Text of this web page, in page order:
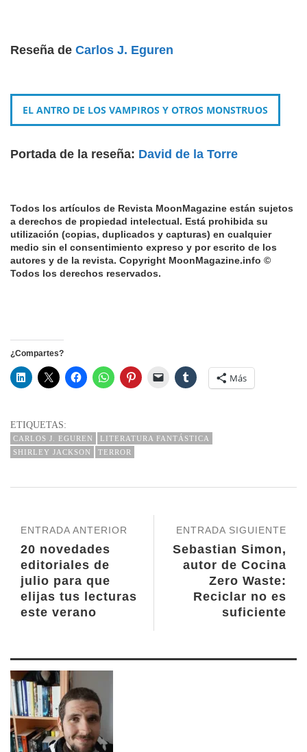
Reseña de Carlos J. Eguren
EL ANTRO DE LOS VAMPIROS Y OTROS MONSTRUOS
Portada de la reseña: David de la Torre
Todos los artículos de Revista MoonMagazine están sujetos
a derechos de propiedad intelectual. Está prohibida su
utilización (copias, duplicados y capturas) en cualquier
medio sin el consentimiento expreso y por escrito de los
autores y de la revista. Copyright MoonMagazine.info ©
Todos los derechos reservados.
¿Compartes?
Más
ETIQUETAS:
CARLOS J. EGUREN
LITERATURA FANTÁSTICA
SHIRLEY JACKSON
TERROR
ENTRADA SIGUIENTE
Sebastian Simon,
autor de Cocina
Zero Waste:
Reciclar no es
suficiente
ENTRADA ANTERIOR
20 novedades
editoriales de
julio para que
elijas tus lecturas
este verano